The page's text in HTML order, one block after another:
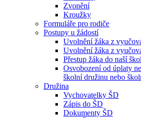
Zvonění
Kroužky
Formuláře pro rodiče
Postupy u žádostí
Uvolnění žáka z
Uvolnění žáka z
Přestup žáka do naší
Osvobození od úplaty
školní družinu nebo
Družina
Vychovatelky ŠD
Zápis do ŠD
Dokumenty ŠD